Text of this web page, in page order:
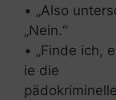
• „Also
„Nein.“
• „Finde ich,
ie die